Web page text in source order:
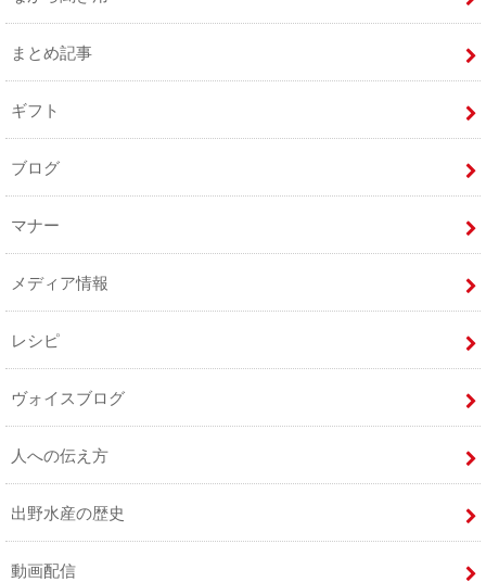
まとめ記事
ギフト
ブログ
マナー
メディア情報
レシピ
ヴォイスブログ
人への伝え方
出野水産の歴史
動画配信